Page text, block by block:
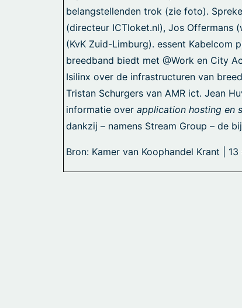
belangstellenden trok (zie foto).
(directeur ICTloket.nl), Jos Offermans
(KvK Zuid-Limburg). essent Kabelcom
breedband biedt met @Work en City
Isilinx over de infrastructuren van
Tristan Schurgers van AMR ict. Jean
informatie over application hosting en
dankzij – namens Stream Group – de
Bron: Kamer van Koophandel Krant |